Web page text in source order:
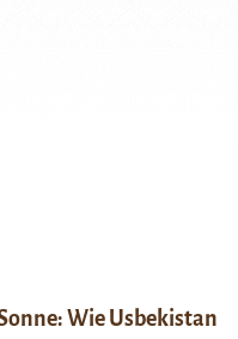
Wie Usbekistan